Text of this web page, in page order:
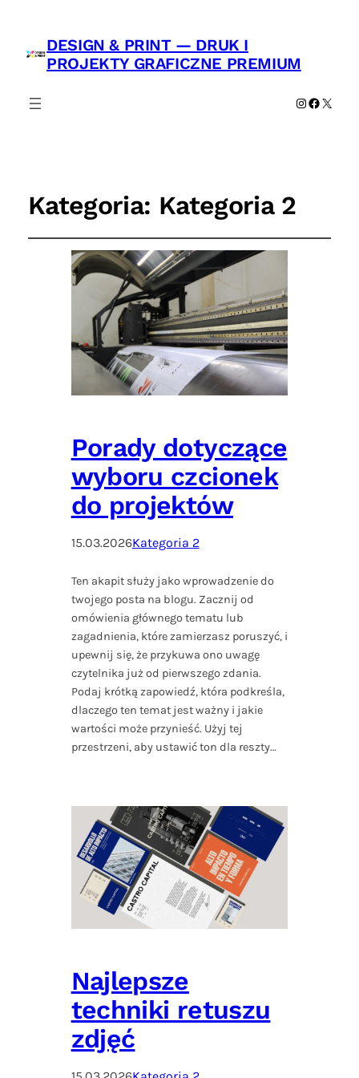
DESIGN & PRINT — DRUK I
PROJEKTY GRAFICZNE PREMIUM
Instagram
X
Kategoria: Kategoria 2
Porady dotyczące
wyboru czcionek
do projektów
15.03.2026Kategoria 2
Ten akapit służy jako wprowadzenie do
twojego posta na blogu. Zacznij od
omówienia głównego tematu lub
zagadnienia, które zamierzasz poruszyć, i
upewnij się, że przykuwa ono uwagę
czytelnika już od pierwszego zdania.
Podaj krótką zapowiedź, która podkreśla,
dlaczego ten temat jest ważny i jakie
wartości może przynieść. Użyj tej
przestrzeni, aby ustawić ton dla reszty…
Najlepsze
techniki retuszu
zdjęć